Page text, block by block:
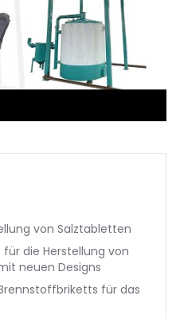
von Salztabletten
die Herstellung von
neuen Designs
für das